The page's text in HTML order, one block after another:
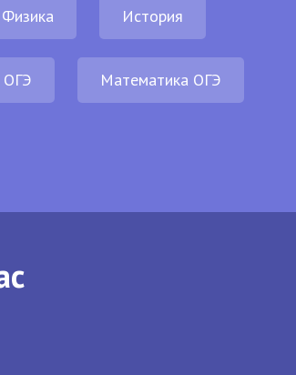
Физика История
ОГЭ Математика ОГЭ